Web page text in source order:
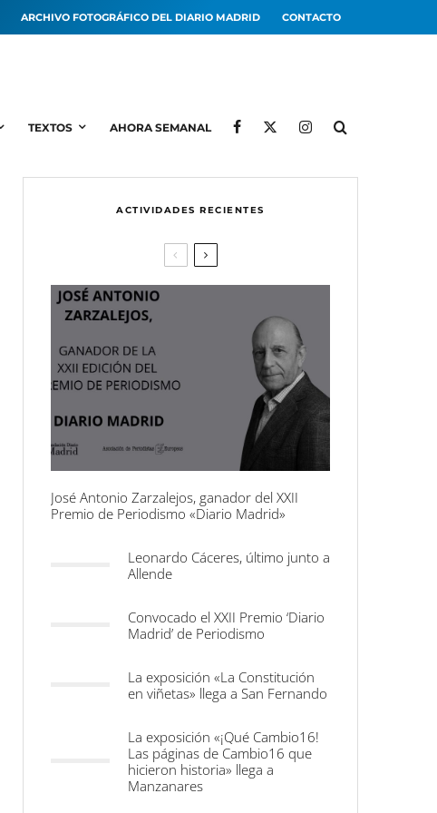
ARCHIVO FOTOGRÁFICO DEL DIARIO MADRID CONTACTO
TEXTOS AHORA SEMANAL
ACTIVIDADES RECIENTES
José Antonio Zarzalejos, ganador del XXII
Premio de Periodismo «Diario Madrid»
Leonardo Cáceres, último junto a
Allende
Convocado el XXII Premio ‘Diario
Madrid’ de Periodismo
La exposición «La Constitución
en viñetas» llega a San Fernando
La exposición «¡Qué Cambio16!
Las páginas de Cambio16 que
hicieron historia» llega a
Manzanares